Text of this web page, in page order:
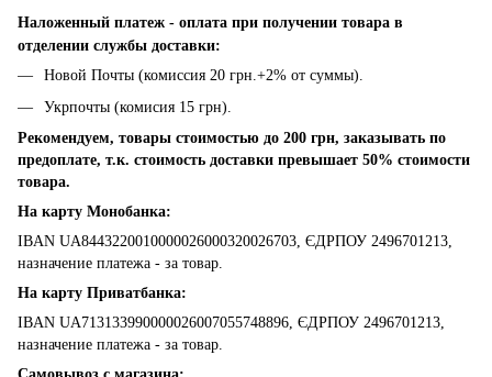
Наложенный платеж - оплата при получении товара в
отделении службы доставки:
Новой Почты (комиссия 20 грн.+2% от суммы).
Укрпочты (комисия 15 грн).
Рекомендуем, товары стоимостью до 200 грн, заказывать по
предоплате, т.к. стоимость доставки превышает 50% стоимости
товара.
На карту Монобанка:
IBAN UA8443220010000026000320026703, ЄДРПОУ 2496701213,
назначение платежа - за товар.
На карту Приватбанка:
IBAN UA713133990000026007055748896, ЄДРПОУ 2496701213,
назначение платежа - за товар.